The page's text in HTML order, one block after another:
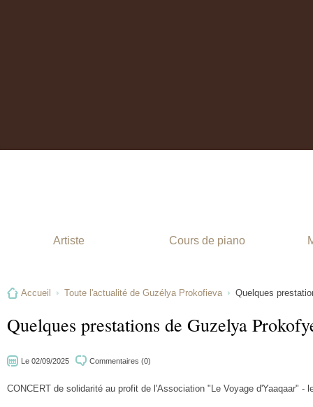
Artiste Cours de piano
Accueil Toute l'actualité de Guzélya Prokofieva Quelques
Quelques prestations de Guzelya
Le 02/09/2025 Commentaires (0)
CONCERT de solidarité au profit de l'Association "Le Voyage d'Yaaqaar" -